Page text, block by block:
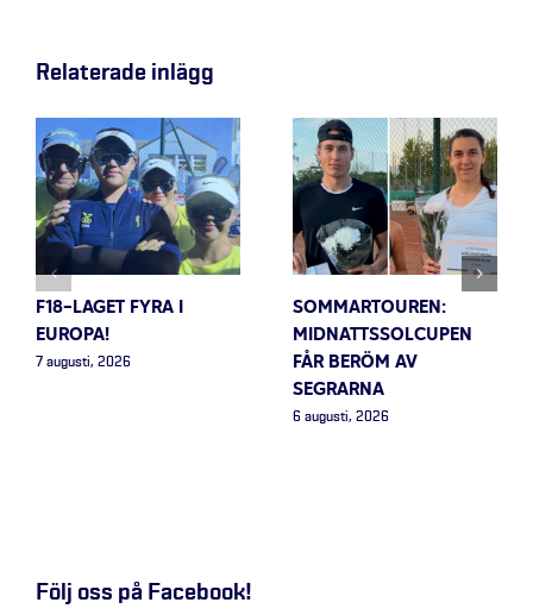
Relaterade inlägg
F18-LAGET FYRA I
EUROPA!
7 augusti, 2026
SOMMARTOUREN:
MIDNATTSSOLCUPEN
FÅR BERÖM AV
SEGRARNA
6 augusti, 2026
Följ oss på Facebook!